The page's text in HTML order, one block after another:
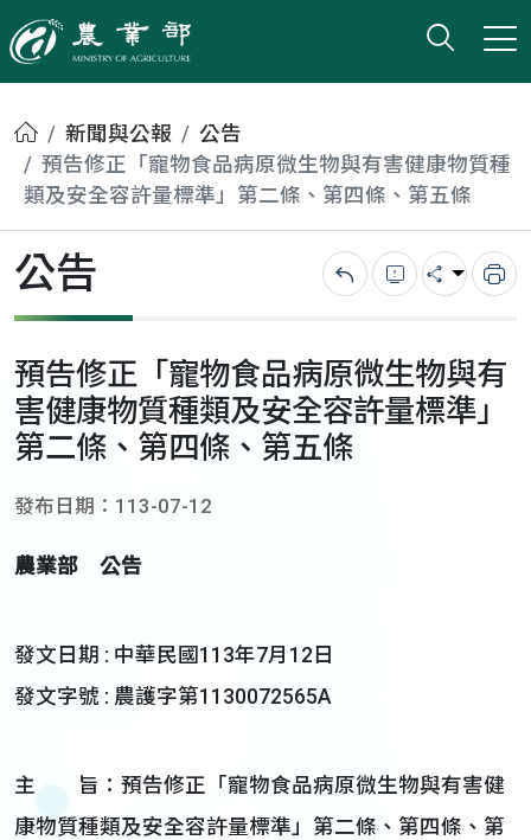
農業部
打開
小版
首頁新聞與公報
公告
預告修正「寵物食品病原微生物與有害健康物質種
類及安全容許量標準」第二條、第四條、第五條
公告 回上一頁錯誤回報
分享 列
預告修正「寵物食品病原微生物與有
害健康物質種類及安全容許量標準」
第二條、第四條、第五條
發布日期：113-07-12
農業部 公告
發文日期 : 中華民國113年7月12日
發文字號 : 農護字第1130072565A
主 旨：預告修正「寵物食品病原微生物與有害健
康物質種類及安全容許量標準」第二條、第四條、第